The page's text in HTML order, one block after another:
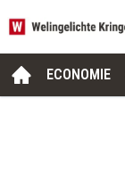
ECONOMIE